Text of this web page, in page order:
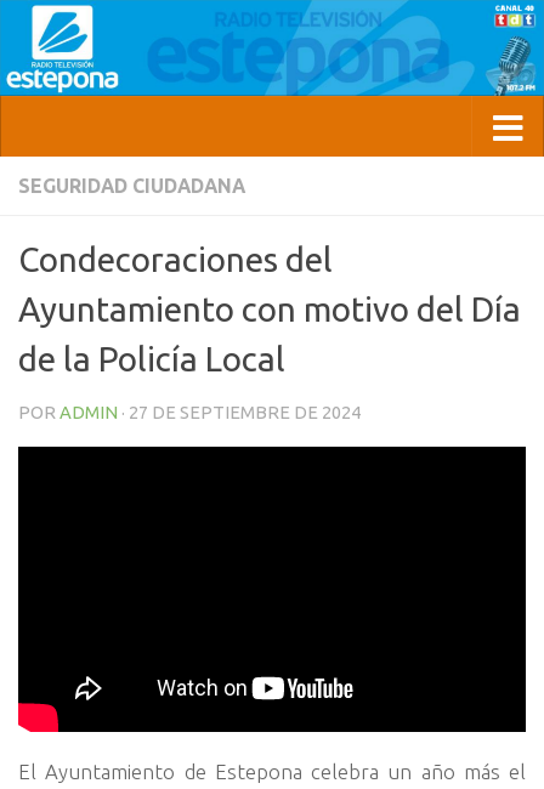
SEGURIDAD CIUDADANA
Condecoraciones del
Ayuntamiento con motivo del Día
de la Policía Local
POR ADMIN · 27 DE SEPTIEMBRE DE 2024
El Ayuntamiento de Estepona celebra un año más el